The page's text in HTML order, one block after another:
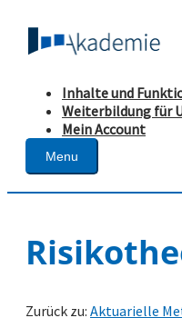
Inhalte und
Weiterbildung für
Mein Account
Menu
Zurück zu: Aktuarielle